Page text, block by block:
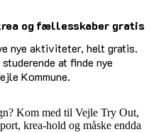
og fællesskaber gratis
nye aktiviteter, helt gratis.
at finde nye
Kommune.
Kom med til Vejle Try Out,
krea-hold og måske endda